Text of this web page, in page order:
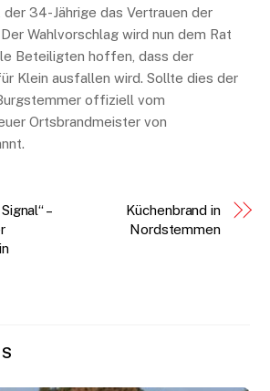
34-Jährige das Vertrauen der
Wahlvorschlag wird nun dem Rat
Beteiligten hoffen, dass der
Klein ausfallen wird. Sollte dies der
offiziell vom
Ortsbrandmeister von
–
Küchenbrand in
Nordstemmen